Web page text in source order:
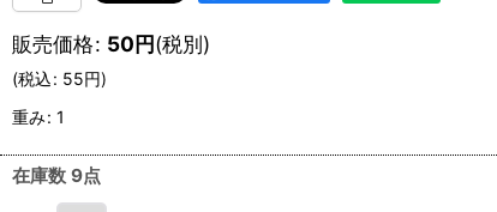
販売価格: 50円(税別)
(税込: 55円)
重み: 1
在庫数 9点